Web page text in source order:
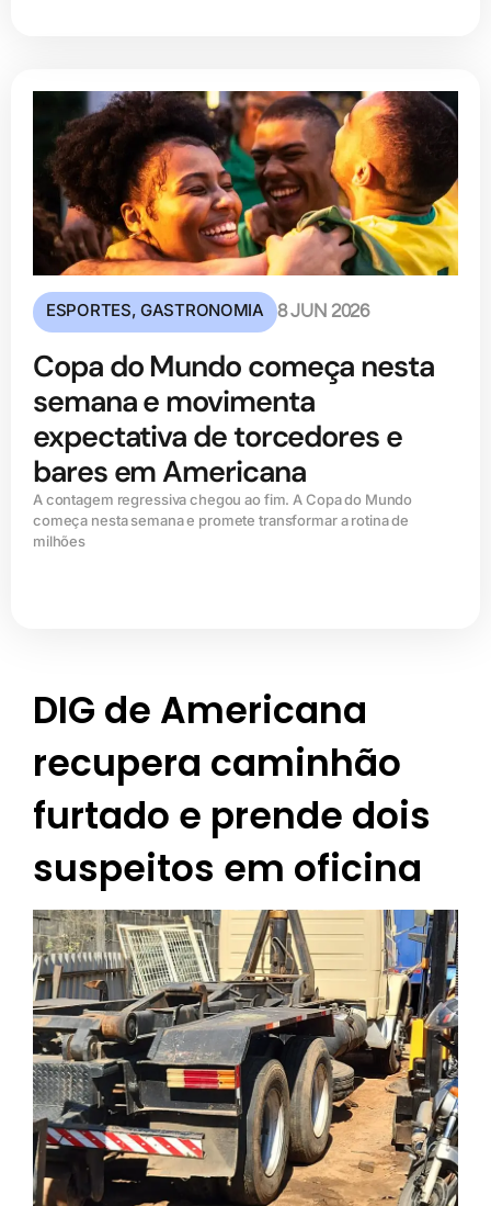
ESPORTES,GASTRONOMIA 8 JUN 2026
Copa do Mundo começa nesta
semana e movimenta
expectativa de torcedores e
bares em Americana
A contagem regressiva chegou ao fim. A Copa do Mundo
começa nesta semana e promete transformar a rotina de
milhões
DIG de Americana
recupera caminhão
furtado e prende dois
suspeitos em oficina